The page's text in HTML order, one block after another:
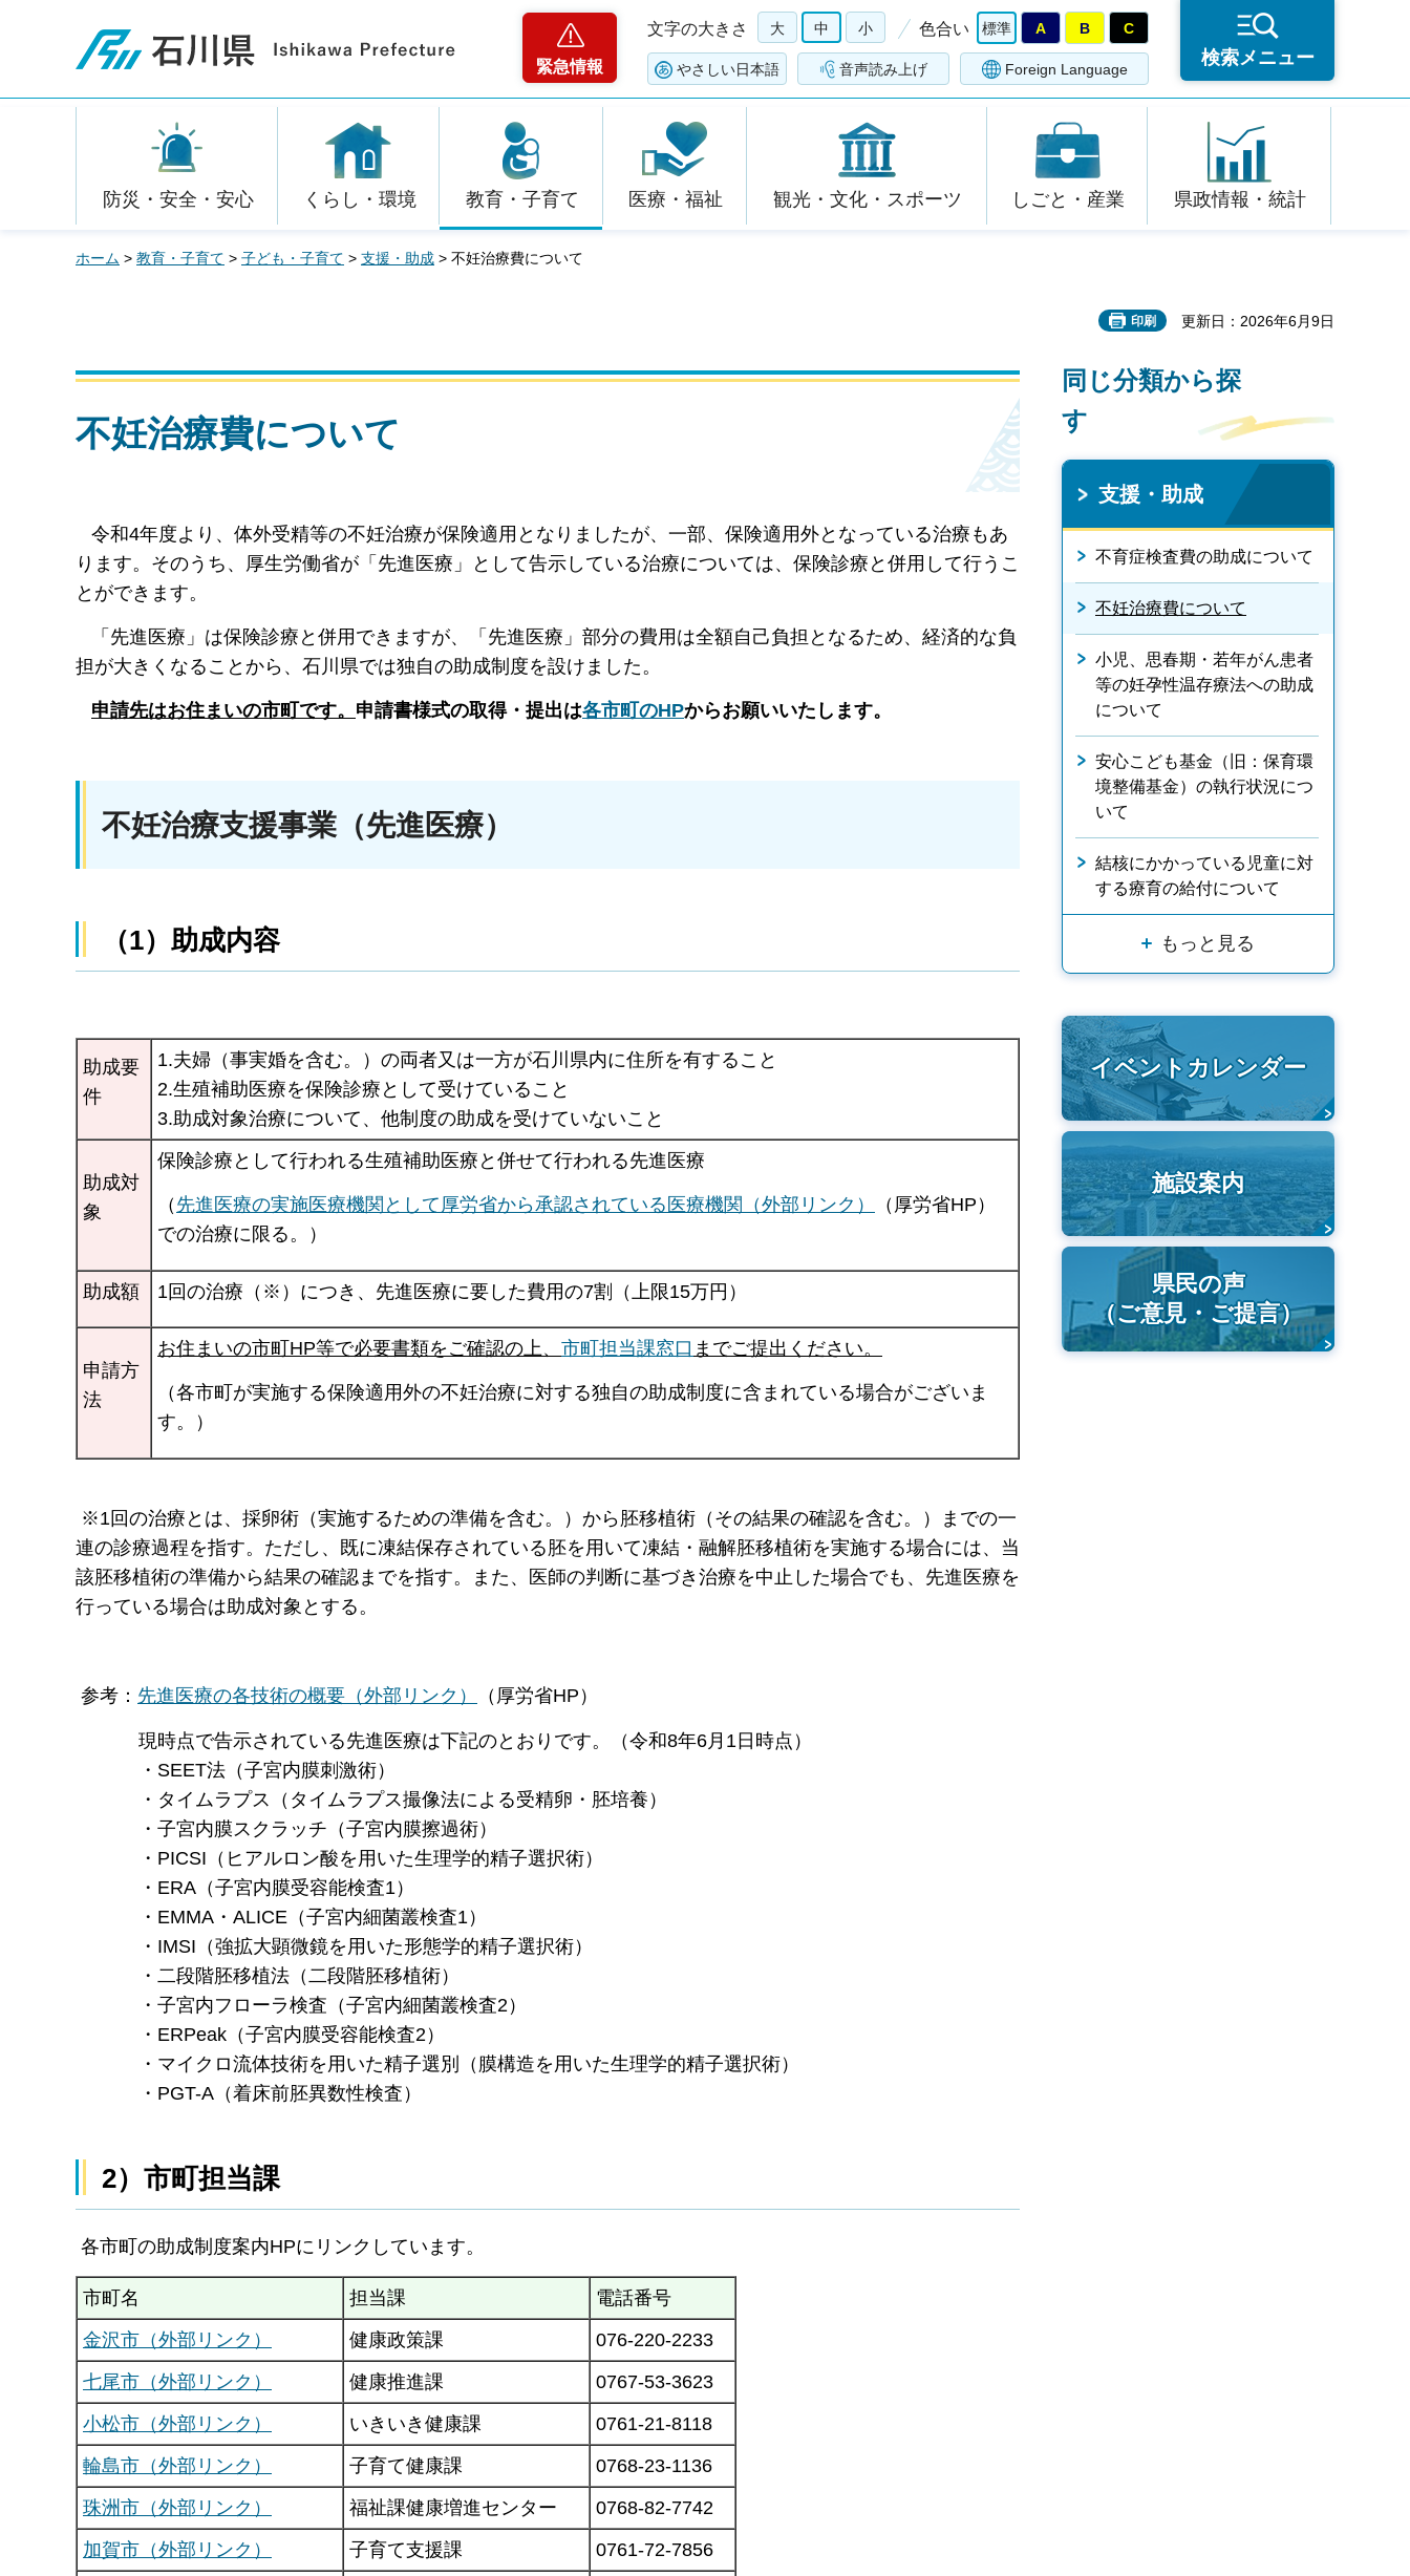
石川県
緊急情報
文字の大きさ 大 中 小 色合い 標準 A B C
やさしい日本語 音声読み上げ Foreign Language
検索メニュー
防災・安全・安心 くらし・環境 教育・子育て 医療・福祉 観光・文化・スポーツ しごと・産業 県政情報・統計
ホーム > 教育・子育て > 子ども・子育て > 支援・助成 > 不妊治療費について
印刷 更新日：2026年6月9日
不妊治療費について
令和4年度より、体外受精等の不妊治療が保険適用となりましたが、一部、保険適用外となっている治療もあ
ります。そのうち、厚生労働省が「先進医療」として告示している治療については、保険診療と併用して行うこ
とができます。
「先進医療」は保険診療と併用できますが、「先進医療」部分の費用は全額自己負担となるため、経済的な負
担が大きくなることから、石川県では独自の助成制度を設けました。
申請先はお住まいの市町です。 申請書様式の取得・提出は各市町のHPからお願いいたします。
不妊治療支援事業（先進医療）
（1）助成内容
助成要
件
1.夫婦（事実婚を含む。）の両者又は一方が石川県内に住所を有すること
2.生殖補助医療を保険診療として受けていること
3.助成対象治療について、他制度の助成を受けていないこと
助成対
象
保険診療として行われる生殖補助医療と併せて行われる先進医療
（ 先進医療の実施医療機関として厚労省から承認されている医療機関（外部リンク）
（厚労省HP）
での治療に限る。）
助成額 1回の治療（※）につき、先進医療に要した費用の7割（上限15万円）
申請方
法
お住まいの市町HP等で必要書類をご確認の上、 市町担当課窓口 までご提出ください。
（各市町が実施する保険適用外の不妊治療に対する独自の助成制度に含まれている場合がございま
す。）
※1回の治療とは、採卵術（実施するための準備を含む。）から胚移植術（その結果の確認を含む。）までの一
連の診療過程を指す。ただし、既に凍結保存されている胚を用いて凍結・融解胚移植術を実施する場合には、当
該胚移植術の準備から結果の確認までを指す。また、医師の判断に基づき治療を中止した場合でも、先進医療を
行っている場合は助成対象とする。
参考： 先進医療の各技術の概要（外部リンク） （厚労省HP）
現時点で告示されている先進医療は下記のとおりです。（令和8年6月1日時点）
・SEET法（子宮内膜刺激術）
・タイムラプス（タイムラプス撮像法による受精卵・胚培養）
・子宮内膜スクラッチ（子宮内膜擦過術）
・PICSI（ヒアルロン酸を用いた生理学的精子選択術）
・ERA（子宮内膜受容能検査1）
・EMMA・ALICE（子宮内細菌叢検査1）
・IMSI（強拡大顕微鏡を用いた形態学的精子選択術）
・二段階胚移植法（二段階胚移植術）
・子宮内フローラ検査（子宮内細菌叢検査2）
・ERPeak（子宮内膜受容能検査2）
・マイクロ流体技術を用いた精子選別（膜構造を用いた生理学的精子選択術）
・PGT-A（着床前胚異数性検査）
2）市町担当課
各市町の助成制度案内HPにリンクしています。
市町名 担当課
電話番号
金沢市（外部リンク）
健康政策課
076-220-2233
七尾市（外部リンク）
健康推進課
0767-53-3623
小松市（外部リンク）
いきいき健康課
0761-21-8118
輪島市（外部リンク）
子育て健康課
0768-23-1136
珠洲市（外部リンク）
福祉課健康増進センター
0768-82-7742
加賀市（外部リンク）
子育て支援課
0761-72-7856
同じ分類から探
す
支援・助成
不育症検査費の助成について
不妊治療費について
小児、思春期・若年がん患者
等の妊孕性温存療法への助成
について
安心こども基金（旧：保育環
境整備基金）の執行状況につ
いて
結核にかかっている児童に対
する療育の給付について
もっと見る
イベントカレンダー
施設案内
県民の声
（ご意見・ご提言）